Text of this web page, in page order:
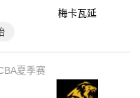
梅卡瓦延
夏季赛